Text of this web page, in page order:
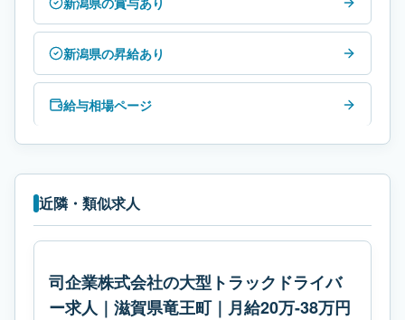
新潟県の昇給あり
給与相場ページ
近隣・類似求人
司企業株式会社の大型トラックドライバ
ー求人｜滋賀県竜王町｜月給20万-38万円